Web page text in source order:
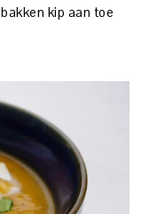
kip aan toe